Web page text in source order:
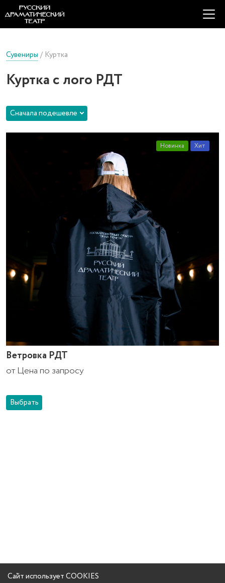
Сувениры Куртка
Куртка с лого РДТ
Сначала подешевле
Ветровка РДТ
Новинка Хит
от Цена по запросу
Выбрать
Сайт использует COOKIES